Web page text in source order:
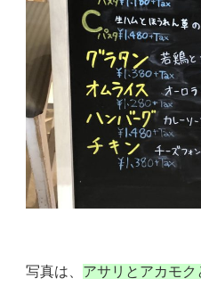
写真は、 アサリとアカモ